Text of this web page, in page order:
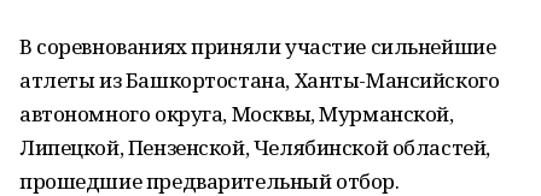
В соревнованиях приняли участие сильнейшие
атлеты из Башкортостана, Ханты-Мансийского
автономного округа, Москвы, Мурманской,
Липецкой, Пензенской, Челябинской областей,
прошедшие предварительный отбор.